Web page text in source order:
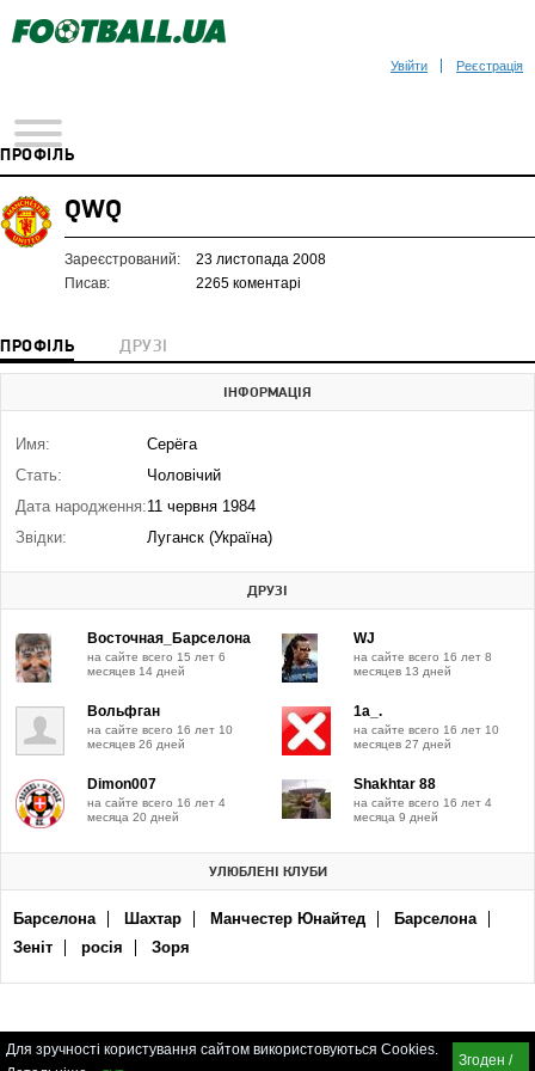
Увійти Реєстрація
ПРОФІЛЬ
QWQ
Зареєстрований:
23 листопада 2008
Писав:
2265 коментарі
ПРОФІЛЬ ДРУЗІ
ІНФОРМАЦІЯ
Имя:
Серёга
Стать:
Чоловічий
Дата народження:11 червня 1984
Звідки:
Луганск (Україна)
ДРУЗІ
Восточная_Барселона
на сайте всего 15 лет 6
месяцев 14 дней
WJ
на сайте всего 16 лет 8
месяцев 13 дней
Вольфган
на сайте всего 16 лет 10
месяцев 26 дней
1a_.
на сайте всего 16 лет 10
месяцев 27 дней
Dimon007
на сайте всего 16 лет 4
месяца 20 дней
Shakhtаr 88
на сайте всего 16 лет 4
месяца 9 дней
УЛЮБЛЕНІ КЛУБИ
Барселона Шахтар Манчестер Юнайтед
Барселона
Зеніт
росія Зоря
Для зручності користування сайтом використовуються Cookies.
Згоден /